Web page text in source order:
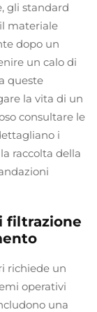
gli standard
materiale
dopo un
un calo di
queste
la vita di un
consultare le
i
raccolta della
filtrazione
richiede un
operativi
una